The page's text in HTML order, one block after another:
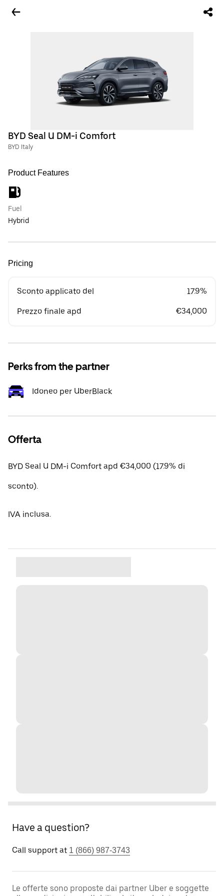
BYD Seal U DM-i Comfort
BYD Italy
Product Features
Fuel
Hybrid
Pricing
Sconto applicato del 17.9%
Prezzo finale apd €34,000
Perks from the partner
Idoneo per UberBlack
Offerta
BYD Seal U DM-i Comfort apd €34,000 (17.9% di
sconto).
IVA inclusa.
Have a question?
Call support at 1 (866) 987-3743
Le offerte sono proposte dai partner Uber e soggette